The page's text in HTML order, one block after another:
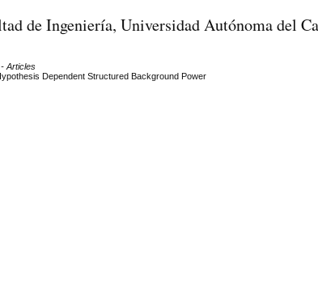
de Ingeniería, Universidad Autónoma del
- Articles
Dependent Structured Background Power